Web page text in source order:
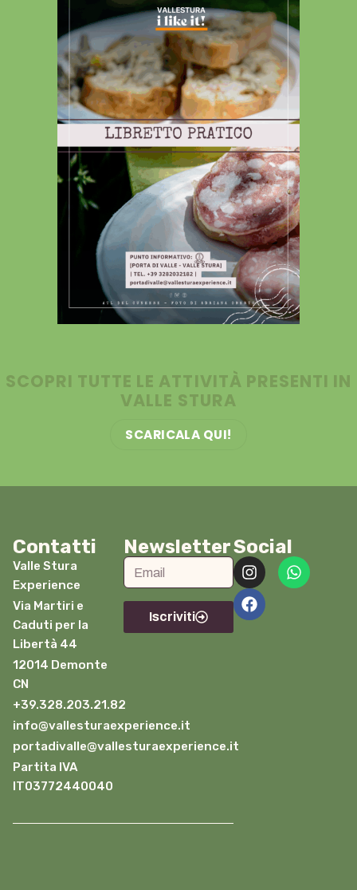
SCOPRI TUTTE LE ATTIVITÀ PRESENTI IN
VALLE STURA
SCARICALA QUI!
Contatti
Valle Stura
Experience
Via Martiri e
Caduti per la
Libertà 44
12014 Demonte
CN
+39.328.203.21.82
info@vallesturaexperience.it
portadivalle@vallesturaexperience.it
Partita IVA
IT03772440040
Newsletter
Iscriviti
Social